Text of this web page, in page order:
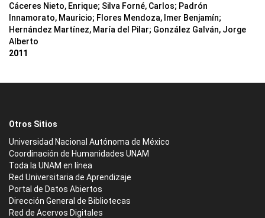
Cáceres Nieto, Enrique; Silva Forné, Carlos; Padrón
Innamorato, Mauricio; Flores Mendoza, Imer Benjamín;
Hernández Martínez, María del Pilar; González Galván, Jorge
Alberto
2011
Otros Sitios
Universidad Nacional Autónoma de México
Coordinación de Humanidades UNAM
Toda la UNAM en línea
Red Universitaria de Aprendizaje
Portal de Datos Abiertos
Dirección General de Bibliotecas
Red de Acervos Digitales